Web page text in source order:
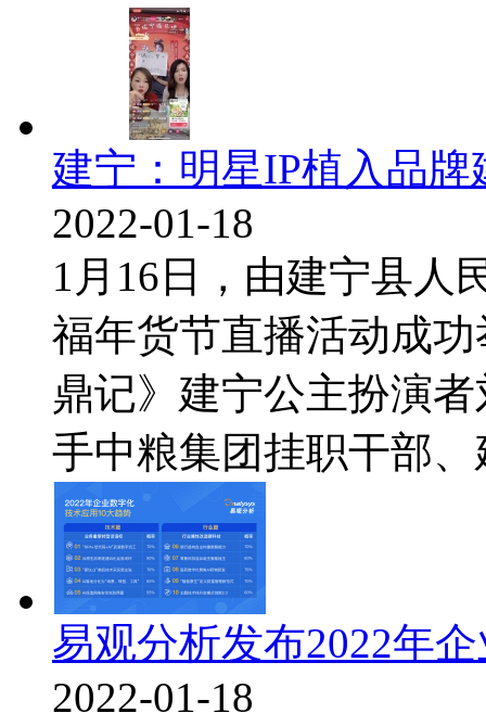
建宁：明星IP植入品
2022-01-18
1月16日，由建宁县人
福年货节直播活动成
鼎记》建宁公主扮演
手中粮集团挂职干部、
易观分析发布2022年
2022-01-18